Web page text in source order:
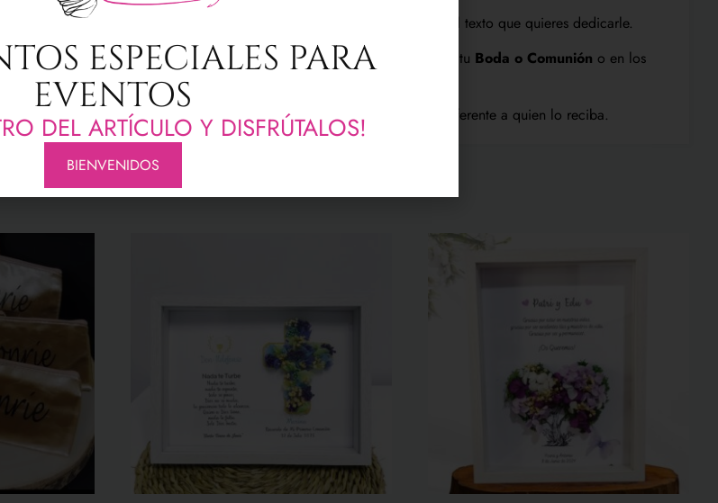
fecha de la celebración y nombre de quien se lo regala así como el texto que quieres dedicarle.
diferentes gamas de colores para que vayan a juego con los colores de tu Boda o Comunión o en los
, Cumpleaños, Aniversarioque estamos seguros no dejará indiferente a quien lo reciba.
ESPECIALES PARA
EVENTOS
DEL ARTÍCULO Y DISFRÚTALOS!
BIENVENIDOS